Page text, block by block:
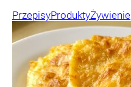
PrzepisyProduktyŻywienie